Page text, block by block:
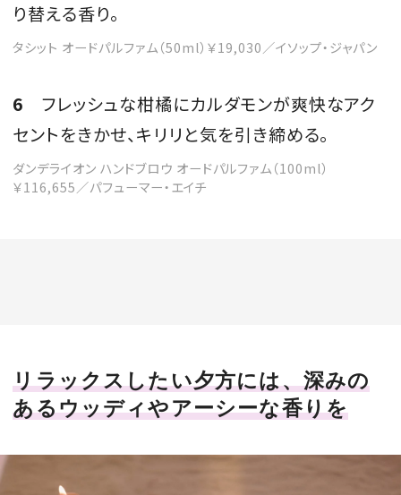
り替える香り。
タシット オードパルファム（50ml）￥19,030／イソップ・ジャパン
6 フレッシュな柑橘にカルダモンが爽快なアク
セントをきかせ、キリリと気を引き締める。
ダンデライオン ハンドブロウ オードパルファム（100ml）
￥116,655／パフューマー・エイチ
リラックスしたい夕方には、深みの
あるウッディやアーシーな香りを